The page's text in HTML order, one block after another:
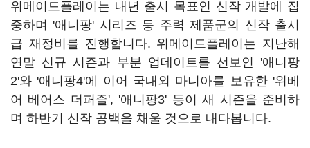
위메이드플레이는 내년 출시 목표인 신작 개발에 집
중하며 '애니팡' 시리즈 등 주력 제품군의 신작 출시
급 재정비를 진행합니다. 위메이드플레이는 지난해
연말 신규 시즌과 부분 업데이트를 선보인 '애니팡
2'와 '애니팡4'에 이어 국내외 마니아를 보유한 '위베
어 베어스 더퍼즐', '애니팡3' 등이 새 시즌을 준비하
며 하반기 신작 공백을 채울 것으로 내다봅니다.